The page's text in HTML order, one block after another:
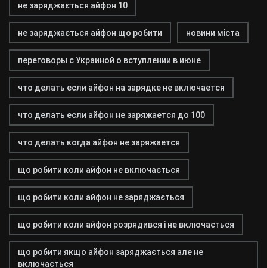
не заряджається айфон 10
не заряджається айфон що робити новини міста
переговоры с Украиной о вступлении в июне
что делать если айфон на зарядке не включается
что делать если айфон не заряжается до 100
что делать когда айфон не заряжается
що робити коли айфон не включається
що робити коли айфон не заряджається
що робити коли айфон розрядився і не включається
що робити якщо айфон заряджається але не
включається